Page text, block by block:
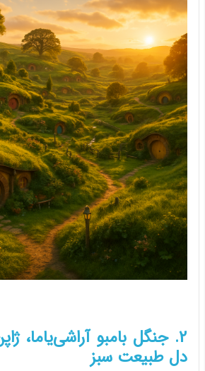
2. جنگل بامبو آراشی‌یاما،
دل طبیعت سبز